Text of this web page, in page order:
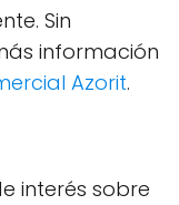
Sin
información
Azorit.
interés sobre